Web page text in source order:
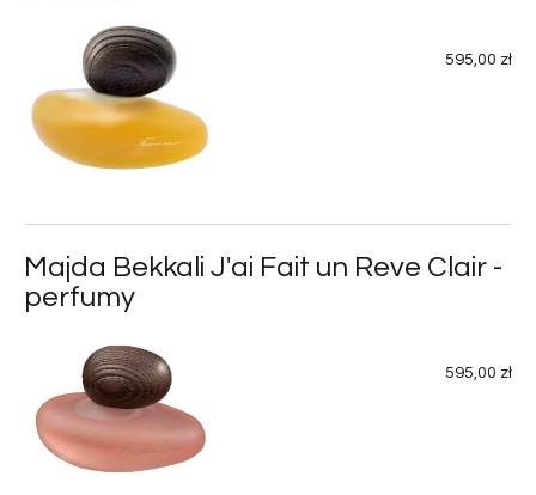
595,00 zł
Majda Bekkali J'ai Fait un Reve Clair -
perfumy
595,00 zł